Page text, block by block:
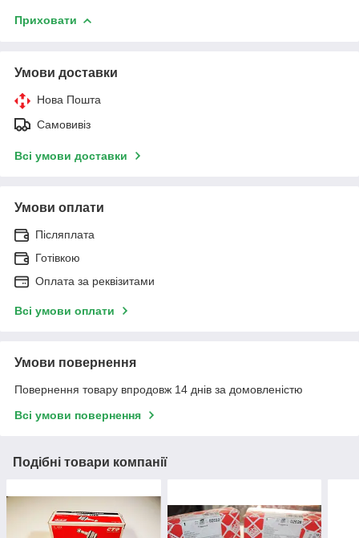
Приховати
Умови доставки
Нова Пошта
Самовивіз
Всі умови доставки
Умови оплати
Післяплата
Готівкою
Оплата за реквізитами
Всі умови оплати
Умови повернення
Повернення товару впродовж 14 днів за домовленістю
Всі умови повернення
Подібні товари компанії